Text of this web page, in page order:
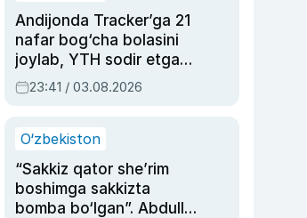
Andijonda Tracker’ga 21
nafar bog‘cha bolasini
joylab, YTH sodir etgan
ayolga sud hukmi o‘qildi
23:41 / 03.08.2026
O‘zbekiston
“Sakkiz qator she’rim
boshimga sakkizta
bomba bo‘lgan”. Abdulla